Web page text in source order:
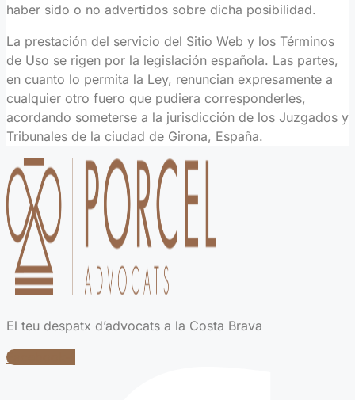
haber sido o no advertidos sobre dicha posibilidad.
La prestación del servicio del Sitio Web y los Términos
de Uso se rigen por la legislación española. Las partes,
en cuanto lo permita la Ley, renuncian expresamente a
cualquier otro fuero que pudiera corresponderles,
acordando someterse a la jurisdicción de los Juzgados y
Tribunales de la ciudad de Girona, España.
El teu despatx d’advocats a la Costa Brava
Facebook-f